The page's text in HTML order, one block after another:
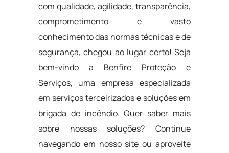
com qualidade, agilidade, transparência,
comprometimento e vasto
conhecimento das normas técnicas e de
segurança, chegou ao lugar certo! Seja
bem-vindo a Benfire Proteção e
Serviços, uma empresa especializada
em serviços terceirizados e soluções em
brigada de incêndio. Quer saber mais
sobre nossas soluções? Continue
navegando em nosso site ou aproveite